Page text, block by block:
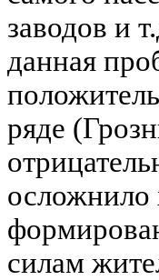
заводов и
данная
ряде
осложнило
силам